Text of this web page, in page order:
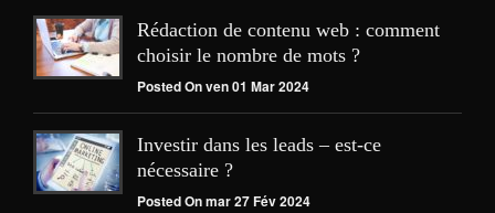
Rédaction de contenu web : comment
choisir le nombre de mots ?
Posted On ven 01 Mar 2024
Investir dans les leads – est-ce
nécessaire ?
Posted On mar 27 Fév 2024